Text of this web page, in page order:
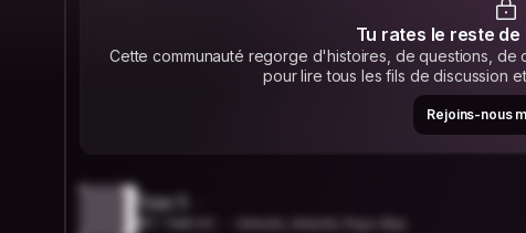
Tu rates le reste
Cette communauté regorge d'histoires, de questions, de
pour lire tous les fils de discussion
Rejoins-nous
Tam V.
Utrecht, Utrecht, Pays-Bas